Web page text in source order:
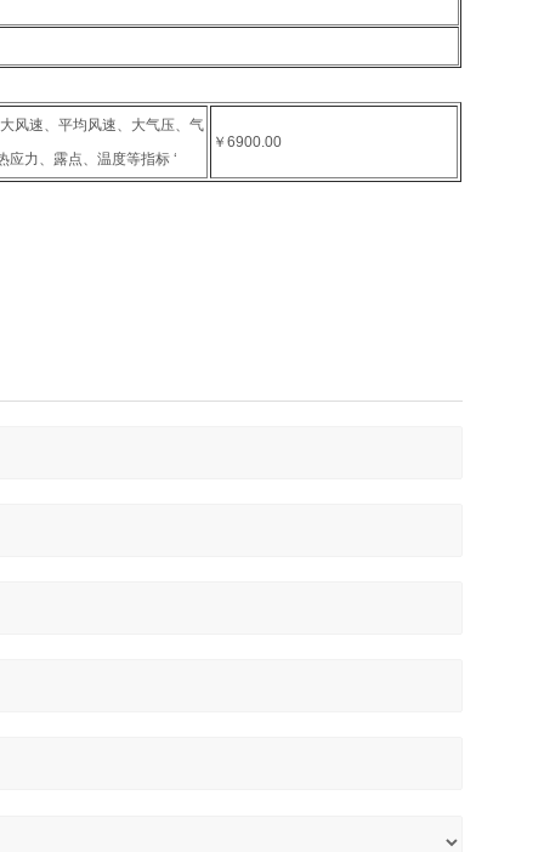
风速、平均风速、大气压、气
力、露点、温度等指标 ‘
￥6900.00